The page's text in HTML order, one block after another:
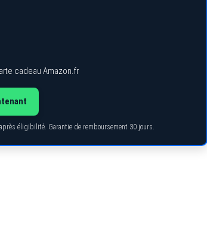
cadeau Amazon.fr
éligibilité. Garantie de remboursement 30 jours.